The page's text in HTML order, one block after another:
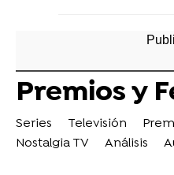
Premios y
Series Televisión
Nostalgia TV
Análisis